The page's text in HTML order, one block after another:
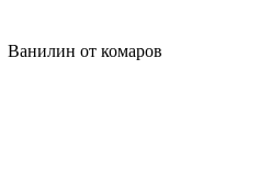
Ванилин от комаров